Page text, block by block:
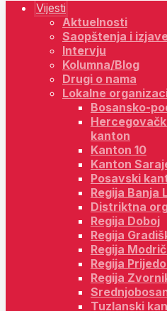
Vijesti
Aktuelnosti
Saopštenja i
Intervju
Kolumna/Blog
Drugi o nama
Lokalne
Bosansko-
kanton
Kanton 10
Kanton
Posavski
Regija Banja
Distriktna
Regija Doboj
Regija
Regija
Regija
Regija
Tuzlanski